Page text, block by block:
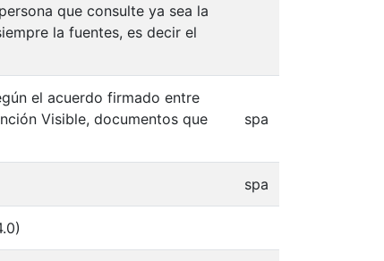
que consulte ya sea la
la fuentes, es decir el
el acuerdo firmado entre
Visible, documentos que
spa
spa